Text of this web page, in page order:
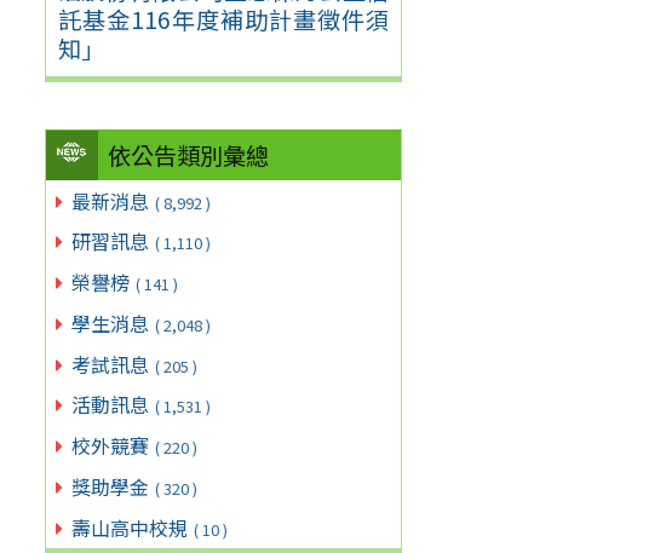
託基金116年度補助計畫徵件須
知」
依公告類別彙總
最新消息 ( 8,992 )
研習訊息 ( 1,110 )
榮譽榜 ( 141 )
學生消息 ( 2,048 )
考試訊息 ( 205 )
活動訊息 ( 1,531 )
校外競賽 ( 220 )
獎助學金 ( 320 )
壽山高中校規 ( 10 )